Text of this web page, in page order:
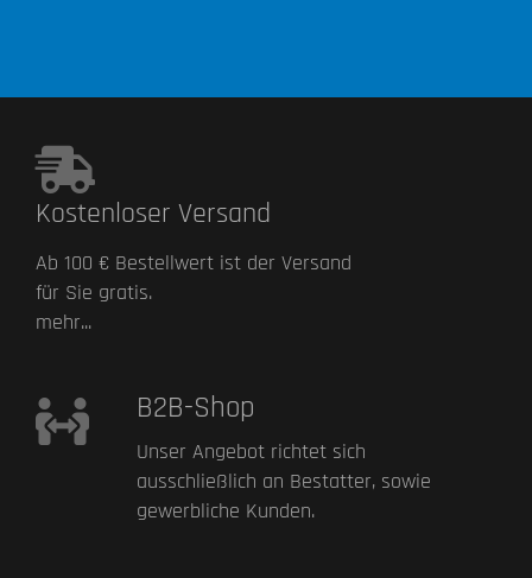
Kostenloser Versand
Ab 100 € Bestellwert ist der Versand
für Sie gratis.
mehr...
B2B-Shop
Unser Angebot richtet sich
ausschließlich an Bestatter, sowie
gewerbliche Kunden.